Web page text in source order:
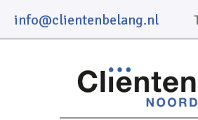
info@clientenbelang.nl